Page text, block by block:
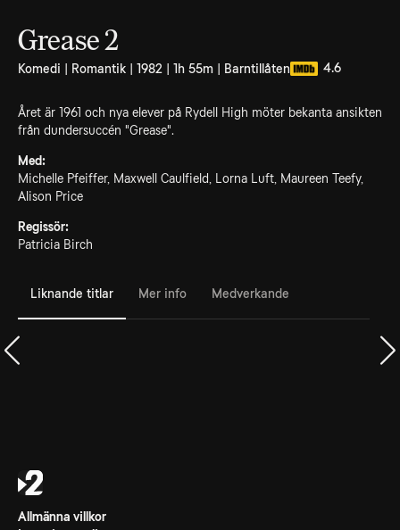
Grease 2
Komedi | Romantik | 1982 | 1h 55m | Barntillåten 4.6
Året är 1961 och nya elever på Rydell High möter bekanta ansikten
från dundersuccén "Grease".
Med:
Michelle Pfeiffer, Maxwell Caulfield, Lorna Luft, Maureen Teefy,
Alison Price
Regissör:
Patricia Birch
Liknande titlar Mer info Medverkande
Allmänna villkor